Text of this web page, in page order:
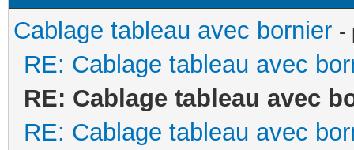
Cablage tableau avec bornier -
RE: Cablage tableau avec
RE: Cablage tableau avec
RE: Cablage tableau avec